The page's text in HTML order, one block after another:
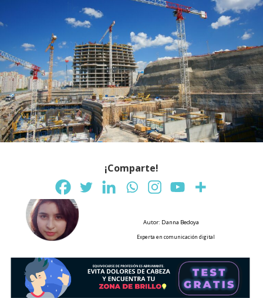
¡Comparte!
Autor: Danna Bedoya
Experta en comunicación digital